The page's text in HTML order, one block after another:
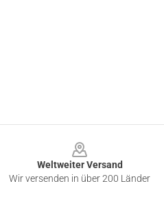
Weltweiter Versand
Wir versenden in über 200 Länder